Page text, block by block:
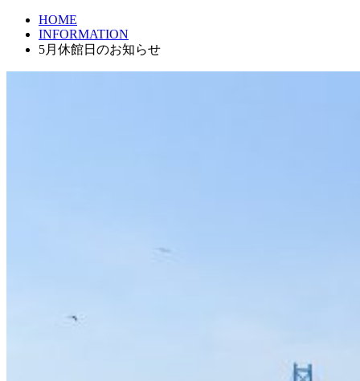
HOME
INFORMATION
5月休館日のお知らせ